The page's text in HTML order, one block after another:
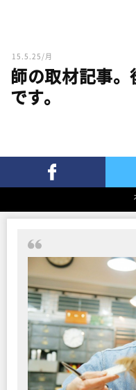
15.5.25/月
師の取材記事
です。